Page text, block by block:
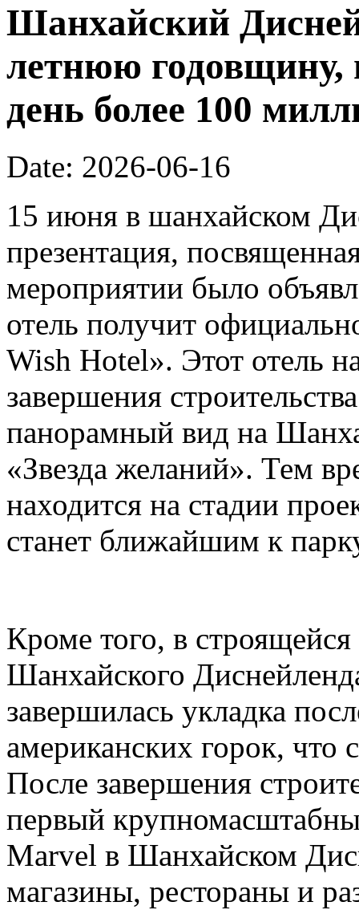
Шанхайский
летнюю годовщину,
день более 100
Date: 2026-06-16
15 июня в шанхайском
презентация,
мероприятии было
отель получит
Wish Hotel». Этот отель
завершения
панорамный вид на
«Звезда желаний». Тем
находится на стадии
станет ближайшим к
Кроме того, в строящейся
Шанхайского
завершилась укладка
американских горок, что
После завершения
первый
Marvel в Шанхайском
магазины, рестораны и